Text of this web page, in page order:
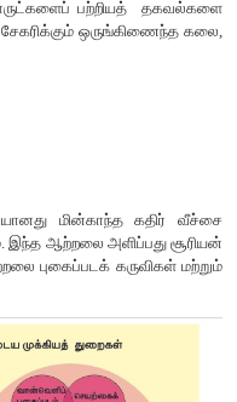
மூலம் சேகரிக்கும்